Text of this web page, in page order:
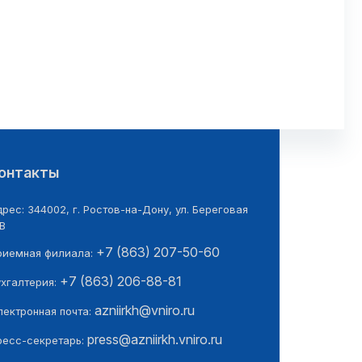
344002, г. Ростов-на-Дону, ул. Береговая
филиала: +7 (863) 207-50-60
+7 (863) 206-88-81
почта: azniirkh@vniro.ru
секретарь: press@azniirkh.vniro.ru